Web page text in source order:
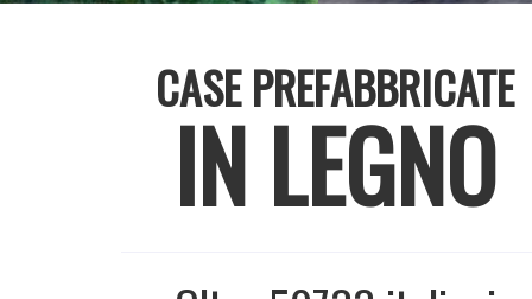
CASE PREFABBRICATE
IN LEGNO